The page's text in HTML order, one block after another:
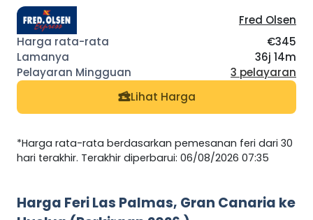
Fred Olsen
€345
36j 14m
3 pelayaran
Lihat Harga
*Harga rata-rata berdasarkan pemesanan feri dari 30
hari terakhir. Terakhir diperbarui: 06/08/2026 07:35
Harga Feri Las Palmas, Gran Canaria ke